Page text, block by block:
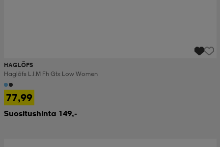
HAGLÖFS
Haglöfs L.i.m Fh Gtx Low Women
77,99
Suositushinta 149,-